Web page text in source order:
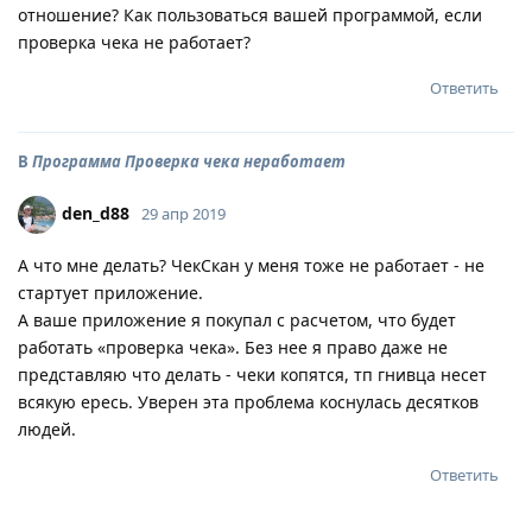
отношение? Как пользоваться вашей программой, если
проверка чека не работает?
Ответить
В Программа Проверка чека неработает
den_d88 29 апр 2019
А что мне делать? ЧекСкан у меня тоже не работает - не
стартует приложение.
А ваше приложение я покупал с расчетом, что будет
работать «проверка чека». Без нее я право даже не
представляю что делать - чеки копятся, тп гнивца несет
всякую ересь. Уверен эта проблема коснулась десятков
людей.
Ответить